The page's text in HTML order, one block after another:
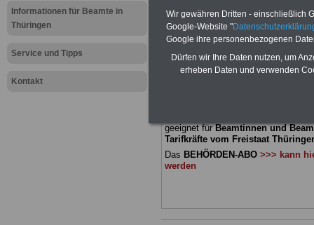
Informationen für Beamte in
Thüringen
Service und Tipps
Kontakt
22,50 Euro: Wissenswertes für
und Beamte,
geeignet fürBeamtinnen und
Tarifkräfte vom Freistaat
Das BEHÖRDEN-ABO >>> kann
werden
Wir gewähren Dritten - einschließlich
Google-Website "
Google ihre personenbezogenen
Dürfen wir Ihre Daten nutzen, um
erheben Daten und verwenden